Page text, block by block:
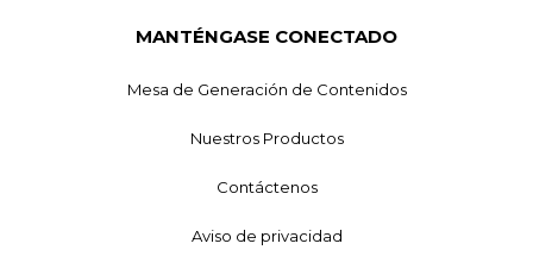
MANTÉNGASE CONECTADO
Mesa de Generación de Contenidos
Nuestros Productos
Contáctenos
Aviso de privacidad